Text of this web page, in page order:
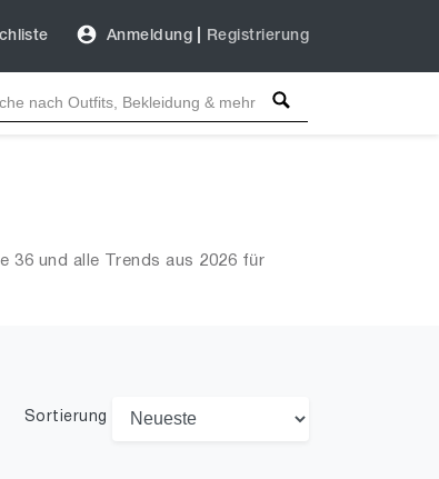
Anmeldung Registrierung
36 und alle Trends aus 2026 für
Sortierung